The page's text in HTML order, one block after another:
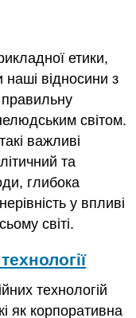
етики,
відносини з
світом.
важливі
та
глибока
у впливі
світі.
технологій
як корпоративна